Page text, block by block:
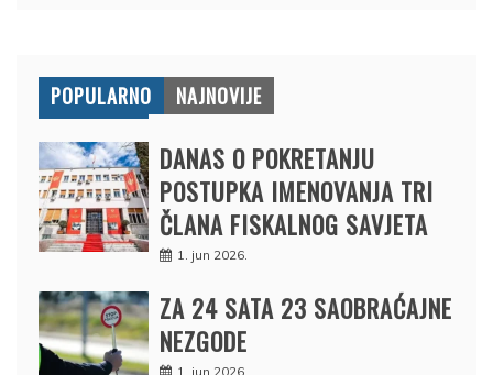
POPULARNO NAJNOVIJE
DANAS O POKRETANJU
POSTUPKA IMENOVANJA TRI
ČLANA FISKALNOG SAVJETA
1. jun 2026.
ZA 24 SATA 23 SAOBRAĆAJNE
NEZGODE
1. jun 2026.